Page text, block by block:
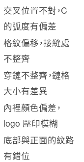
交叉位置不對，C
的弧度有偏差
格紋偏移，接縫處
不整齊
穿鏈不整齊，鏈格
大小有差異
內裡顏色偏差，
logo 壓印模糊
底部與正面的紋路
有錯位